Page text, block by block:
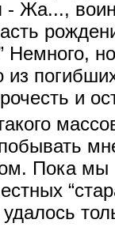
Жа...,
Немного,
из
и
Пока мы